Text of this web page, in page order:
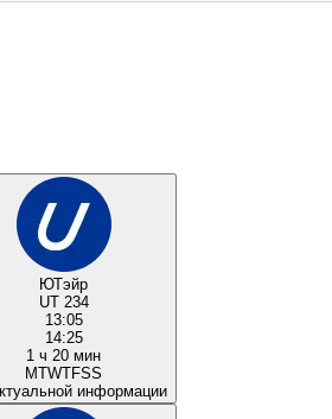
ЮТэйр
UT 234
13:05
14:25
1 ч 20 мин
MTWTFSS
информации